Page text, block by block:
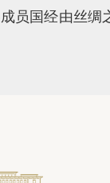
员国经由丝